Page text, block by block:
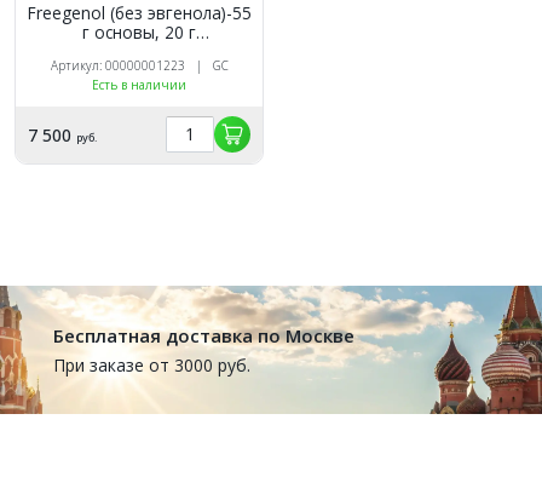
Freegenol (без эвгенола)-55
г основы, 20 г
очистителя, аксессуары, GC
Артикул: 00000001223 | GC
Есть в наличии
7 500 руб.
Бесплатная доставка по Москве
При заказе от 3000 руб.